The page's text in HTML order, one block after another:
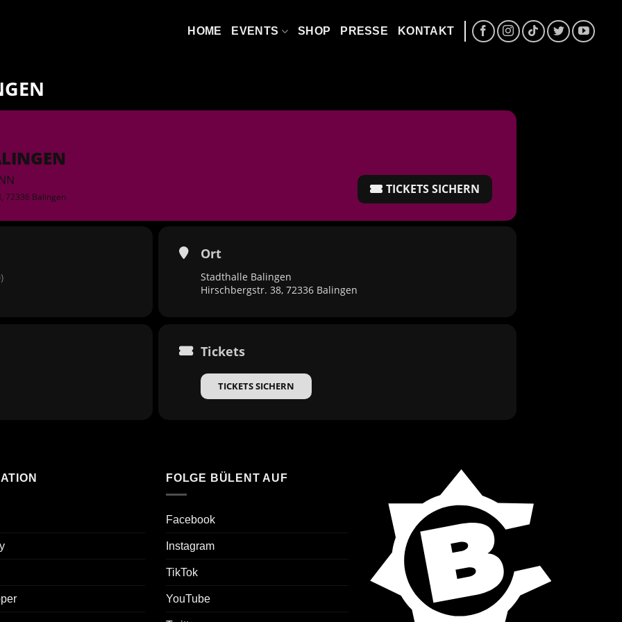
HOME EVENTS SHOP PRESSE KONTAKT
72336 Balingen
TICKETS SICHERN
Ort
Stadthalle Balingen
Hirschbergstr. 38, 72336 Balingen
Tickets
TICKETS SICHERN
FOLGE BÜLENT AUF
Facebook
Instagram
TikTok
YouTube